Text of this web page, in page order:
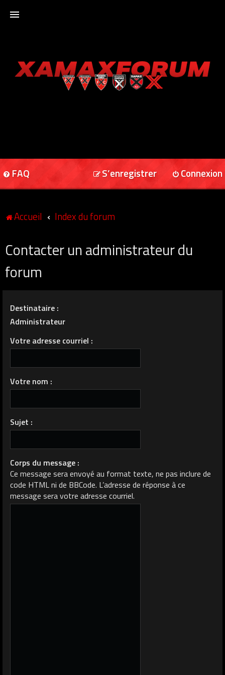
XAMAXFORUM
FAQ Connexion
S’enregistrer
Accueil Index du forum
Contacter un administrateur du
forum
Destinataire :
Administrateur
Votre adresse courriel :
Votre nom :
Sujet :
Corps du message :
Ce message sera envoyé au format texte, ne pas inclure de
code HTML ni de BBCode. L’adresse de réponse à ce
message sera votre adresse courriel.